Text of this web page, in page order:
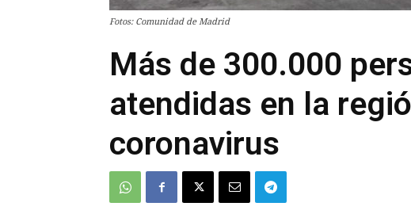
Fotos: Comunidad de Madrid
Más de 300.000
atendidas en la
coronavirus